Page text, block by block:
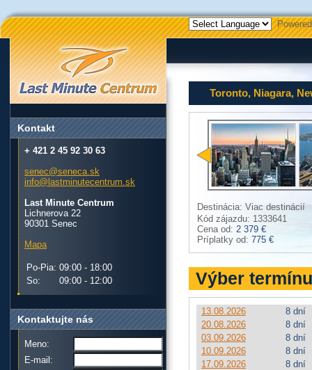
Toronto, Niagara,
Destinácia: Viac destinácií
Kód zájazdu: 1333641
Cena od: 2 379 €
Príplatky od: 775 €
Výber termínu
13.08.2026
8 dní
20.08.2026
8 dní
03.09.2026
8 dní
10.09.2026
8 dní
17.09.2026
8 dní
Kontakt
+ 421 2 45 92 30 63
senec@seneca.sk
info@lastminutecentrum.sk
Last Minute Centrum
Lichnerova 22
90301 Senec
Mapa
Po-Pia: 09:00 - 18:00
So:
09:00 - 12:00
Kontaktujte nás
Meno:
E-mail: